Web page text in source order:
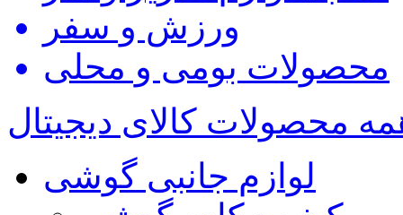
ورزش و سفر
محصولات بومی و محلی
محصولات کالای دیجیتال
لوازم جانبی گوشی